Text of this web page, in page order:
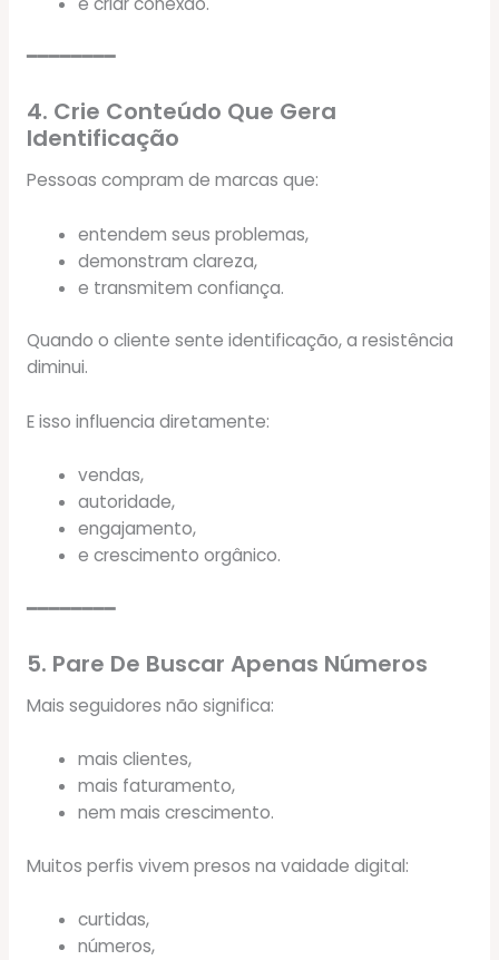
━━━━━━━━
4. Crie Conteúdo Que Gera
Identificação
Pessoas compram de marcas que:
entendem seus problemas,
demonstram clareza,
e transmitem confiança.
Quando o cliente sente identificação, a resistência
diminui.
E isso influencia diretamente:
vendas,
autoridade,
engajamento,
e crescimento orgânico.
━━━━━━━━
5. Pare De Buscar Apenas Números
Mais seguidores não significa:
mais clientes,
mais faturamento,
nem mais crescimento.
Muitos perfis vivem presos na vaidade digital:
curtidas,
números,